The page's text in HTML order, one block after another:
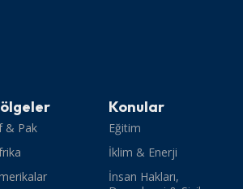
& Pak
Konular
Eğitim
İklim & Enerji
İnsan Hakları,